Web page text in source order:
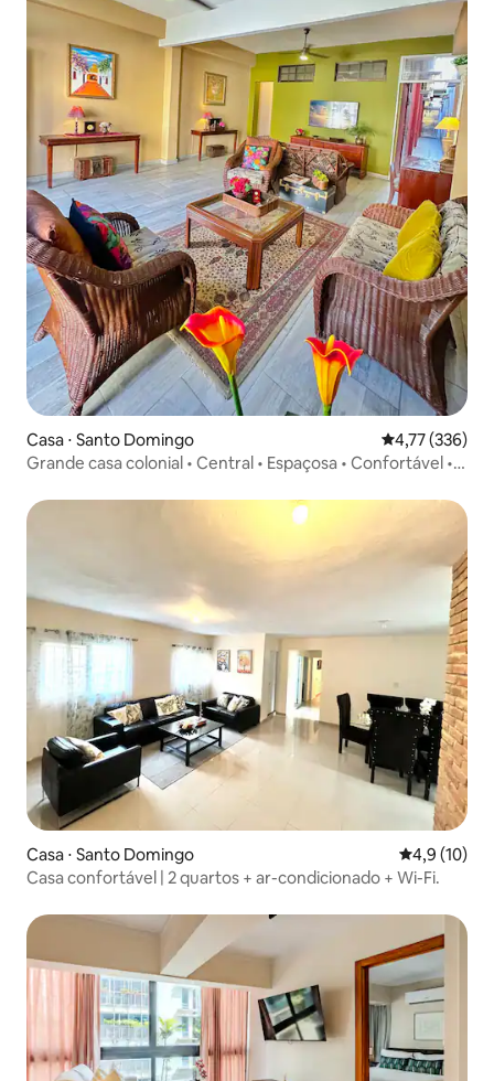
Casa ⋅ Santo Domingo 4,77 de uma
4,77 (336)
Grande casa colonial • Central • Espaçosa • Confortável •
Casa ⋅ Santo Domingo 4,9 de uma
4,9 (10)
Casa confortável | 2 quartos + ar-condicionado + Wi-Fi.